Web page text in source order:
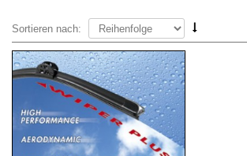
Sortieren nach: